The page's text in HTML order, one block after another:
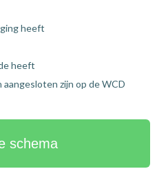
heeft
heeft
zijn op de WCD
schema